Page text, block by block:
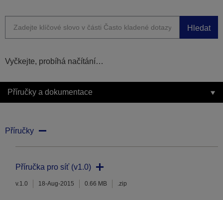
Hledat
Vyčkejte, probíhá načítání…
Příručky a dokumentace
Příručky
Příručka pro síť (v1.0)
v.1.0 18-Aug-2015 0.66 MB .zip